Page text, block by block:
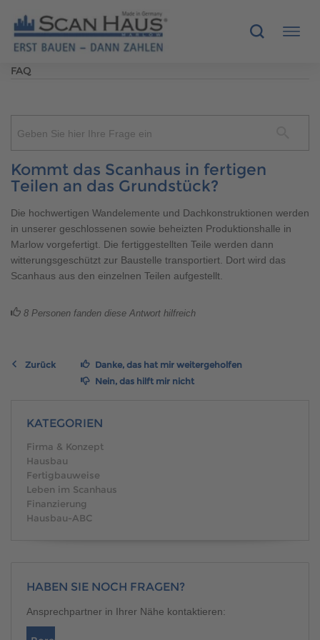
MUSTERHÄUSER
SCANHAUS-VORTEILE
ÜBER UNS
KONTAKT
FAQ
Geben Sie hier Ihre Frage ein
Kommt das Scanhaus in fertigen
Teilen an das Grundstück?
Die hochwertigen Wandelemente und Dachkonstruktionen werden
in unserer geschlossenen sowie beheizten Produktionshalle in
Marlow vorgefertigt. Die fertiggestellten Teile werden dann
witterungsgeschützt zur Baustelle transportiert. Dort wird das
Scanhaus aus den einzelnen Teilen aufgestellt.
8 Personen fanden diese Antwort hilfreich
Zurück
Danke, das hat mir weitergeholfen
Nein, das hilft mir nicht
KATEGORIEN
Firma & Konzept
Hausbau
Fertigbauweise
Leben im Scanhaus
Finanzierung
Hausbau-ABC
HABEN SIE NOCH FRAGEN?
Ansprechpartner in Ihrer Nähe kontaktieren: